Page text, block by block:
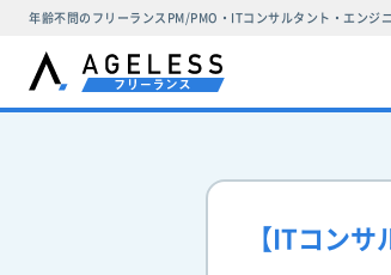
年齢不問のフリーランスPM/PMO・ITコンサルタント・エンジ
【ITコン